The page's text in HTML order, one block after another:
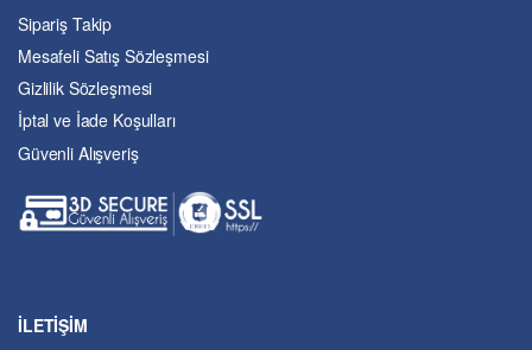
Eğitim
Ekonomi ve Finans
Enerji
Felsefe
Fen Bilimleri
Güzel Sanatlar
İşletme ve Yönetim
Sipariş Takip
Mesafeli Satış Sözleşmesi
Gizlilik Sözleşmesi
İptal ve İade Koşulları
Güvenli Alışveriş
İLETİŞİM